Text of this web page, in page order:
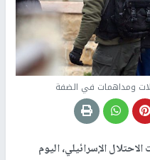
ومداهمات في الضفة
الإسرائيلي، اليوم